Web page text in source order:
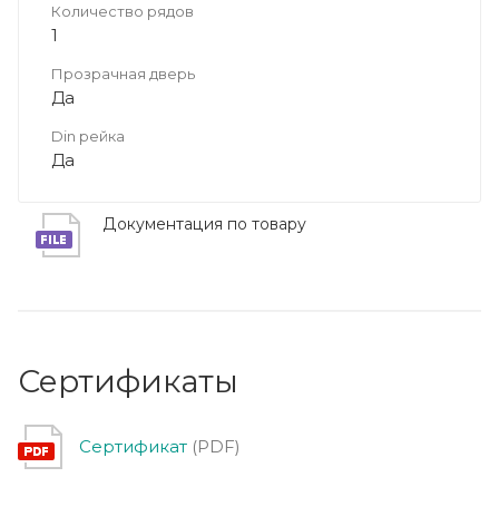
Количество рядов
1
Прозрачная дверь
Да
Din рейка
Да
Документация по товару
Сертификаты
Сертификат (PDF)